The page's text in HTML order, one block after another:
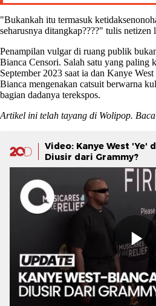
"Bukankah itu termasuk
seharusnya ditangkap????" tulis netizen
Penampilan vulgar di ruang publik
Bianca Censori. Salah satu yang paling
September 2023 saat ia dan Kanye
Bianca mengenakan catsuit berwarna
bagian dadanya terekspos.
Artikel ini telah tayang di Wolipop.
Video: Kanye West 'Ye'
Diusir dari Grammy?